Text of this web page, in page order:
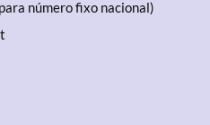
número fixo nacional)